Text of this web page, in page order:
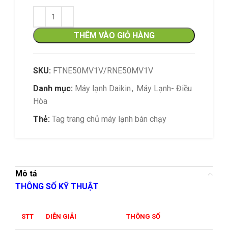
THÊM VÀO GIỎ HÀNG
SKU: FTNE50MV1V/RNE50MV1V
Danh mục: Máy lạnh Daikin, Máy Lạnh- Điều
Hòa
Thẻ: Tag trang chủ máy lạnh bán chạy
Mô tả
THÔNG SỐ KỸ THUẬT
STT DIỄN GIẢI THÔNG SỐ